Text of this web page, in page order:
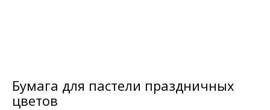
Бумага для пастели праздничных
цветов